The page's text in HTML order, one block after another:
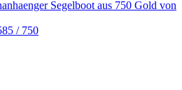
/ 750